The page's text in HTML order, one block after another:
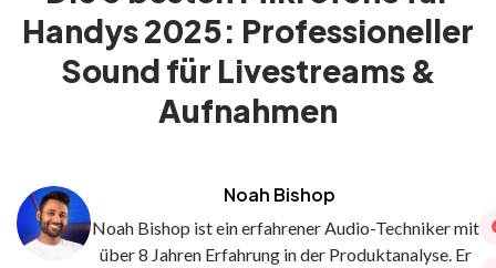
Handys 2025: Professioneller
Sound für Livestreams &
Aufnahmen
Noah Bishop
Noah Bishop ist ein erfahrener Audio-Techniker mit
über 8 Jahren Erfahrung in der Produktanalyse. Er